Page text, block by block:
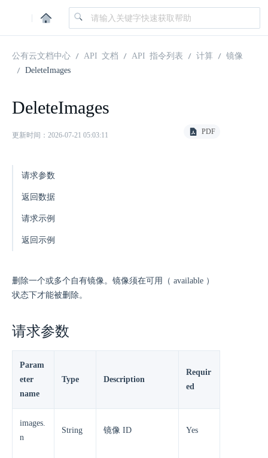
|
公有云文档中心 API 文档 API 指令列表 计算
镜像
DeleteImages
DeleteImages
更新时间：2026-07-21 05:03:11 PDF
请求参数
返回数据
请求示例
返回示例
删除一个或多个自有镜像。镜像须在可用（ available ）
状态下才能被删除。
请求参数
Param
eter
name
Type Description
Requir
ed
images.
n
String 镜像 ID Yes